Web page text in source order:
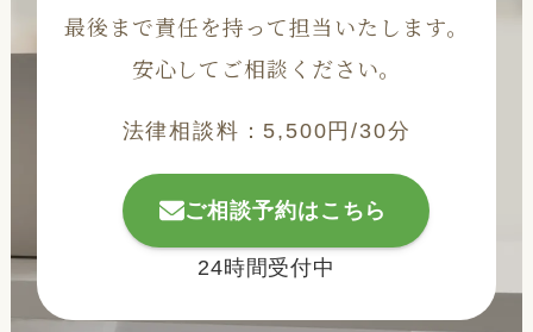
最後まで責任を持って担当いたします。
安心してご相談ください。
法律相談料：5,500円/30分
ご相談予約はこちら
24時間受付中